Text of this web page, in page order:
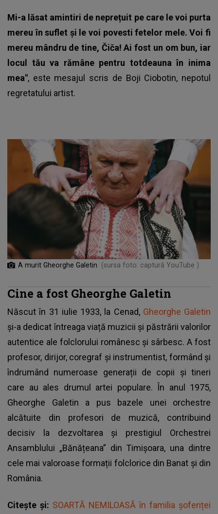
Mi-a lăsat amintiri de neprețuit pe care le voi purta
mereu în suflet și le voi povesti fetelor mele. Voi fi
mereu mândru de tine, Čiča! Ai fost un om bun, iar
locul tău va rămâne pentru totdeauna în inima
mea", este mesajul scris de Boji Ciobotin, nepotul
regretatului artist.
A murit Gheorghe Galetin (sursa foto: captură YouTube )
Cine a fost Gheorghe Galetin
Născut în 31 iulie 1933, la Cenad, Gheorghe Galetin
și-a dedicat întreaga viață muzicii și păstrării valorilor
autentice ale folclorului românesc și sârbesc. A fost
profesor, dirijor, coregraf și instrumentist, formând și
îndrumând numeroase generații de copii și tineri
care au ales drumul artei populare. În anul 1975,
Gheorghe Galetin a pus bazele unei orchestre
alcătuite din profesori de muzică, contribuind
decisiv la dezvoltarea și prestigiul Orchestrei
Ansamblului „Bănățeana” din Timișoara, una dintre
cele mai valoroase formații folclorice din Banat și din
România.
Citește și: SOARTĂ NEMILOASĂ în familia șoferiței